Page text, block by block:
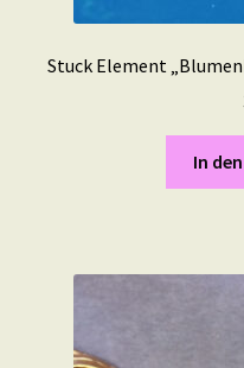
Stuck Element
In